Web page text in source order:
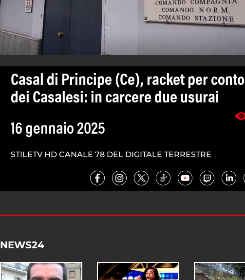
Casal di Principe (Ce), racket per conto
dei Casalesi: in carcere due usurai
16 gennaio 2025
STILETV HD CANALE 78 DEL DIGITALE TERRESTRE
NEWS24